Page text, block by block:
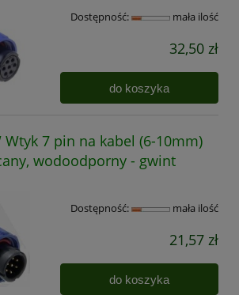
Dostępność: mała ilość
32,50 zł
do koszyka
Wtyk 7 pin na kabel (6-10mm)
wodoodporny - gwint
Dostępność: mała ilość
21,57 zł
do koszyka